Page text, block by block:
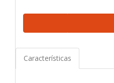
Características